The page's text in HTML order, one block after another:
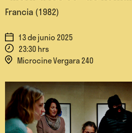
Francia (1982)
13 de junio 2025
23:30 hrs
Microcine Vergara 240